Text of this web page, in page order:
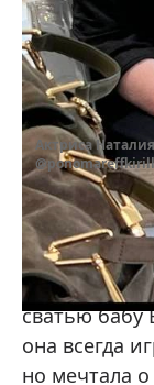
Актриса
@ponomareffkirill
В своем
Салтане»
сватью бабу
она всегда
но мечтала